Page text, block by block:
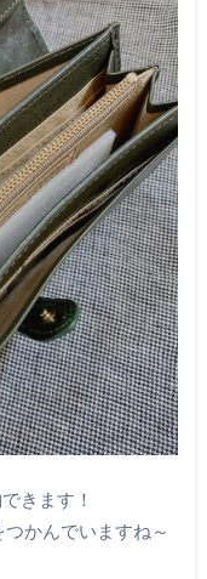
きます！
かんでいますね～